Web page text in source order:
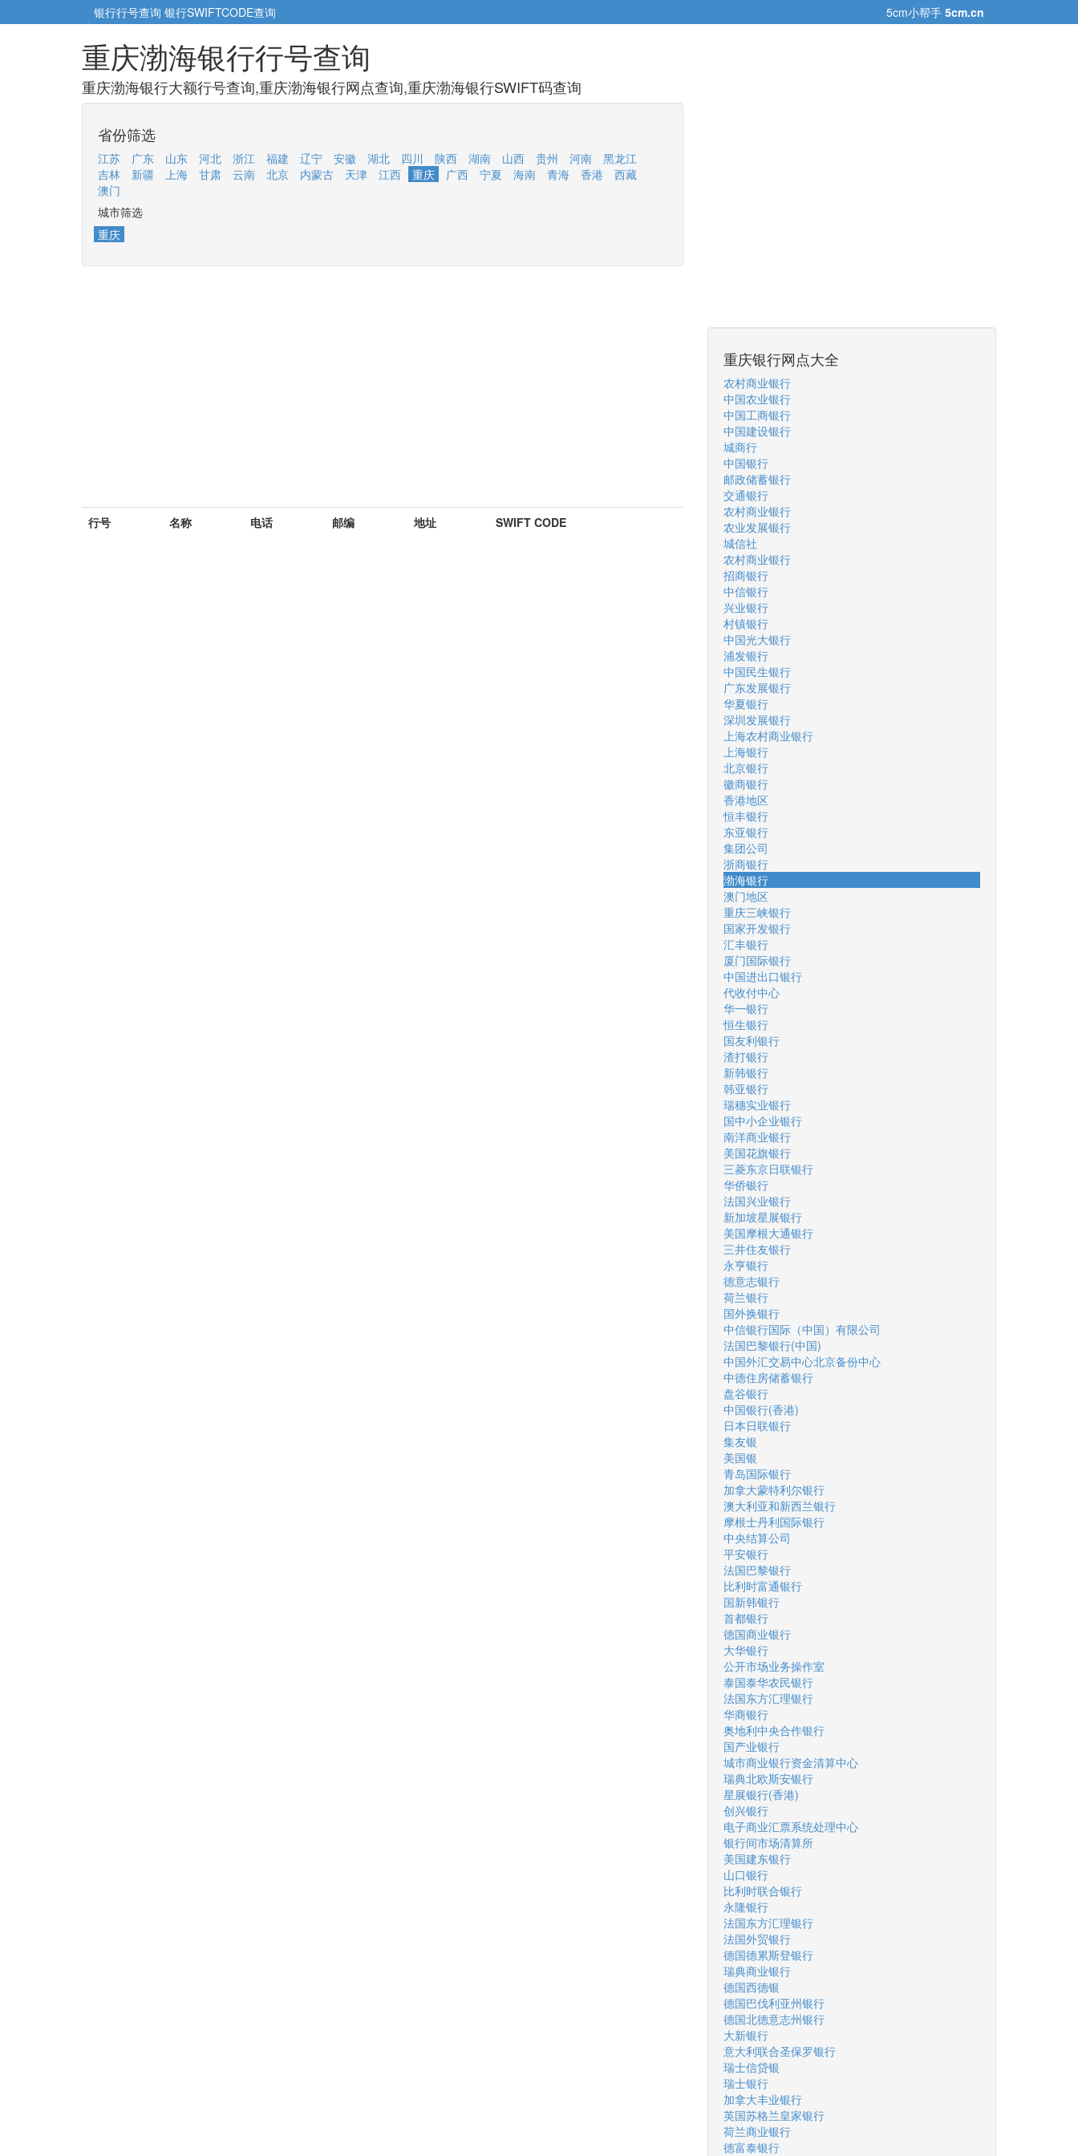
银行行号查询 银行SWIFTCODE查询 5cm小帮手 5cm.cn
重庆渤海银行行号查询
重庆渤海银行大额行号查询,重庆渤海银行网点查询,重庆渤海银行SWIFT码查询
省份筛选
江苏 广东 山东 河北 浙江 福建 辽宁 安徽 湖北 四川 陕西 湖南 山西 贵州 河南
黑龙江
吉林
新疆 上海 甘肃 云南 北京 内蒙古 天津 江西 重庆 广西 宁夏 海南 青海 香港
西藏
澳门
城市筛选
重庆
行号 名称 电话 邮编 地址 SWIFT CODE
重庆银行网点大全
农村商业银行
中国农业银行
中国工商银行
中国建设银行
城商行
中国银行
邮政储蓄银行
交通银行
农村商业银行
农业发展银行
城信社
农村商业银行
招商银行
中信银行
兴业银行
村镇银行
中国光大银行
浦发银行
中国民生银行
广东发展银行
华夏银行
深圳发展银行
上海农村商业银行
上海银行
北京银行
徽商银行
香港地区
恒丰银行
东亚银行
集团公司
浙商银行
渤海银行
澳门地区
重庆三峡银行
国家开发银行
汇丰银行
厦门国际银行
中国进出口银行
代收付中心
华一银行
恒生银行
国友利银行
渣打银行
新韩银行
韩亚银行
瑞穗实业银行
国中小企业银行
南洋商业银行
美国花旗银行
三菱东京日联银行
华侨银行
法国兴业银行
新加坡星展银行
美国摩根大通银行
三井住友银行
永亨银行
德意志银行
荷兰银行
国外换银行
中信银行国际（中国）有限公司
法国巴黎银行(中国)
中国外汇交易中心北京备份中心
中德住房储蓄银行
盘谷银行
中国银行(香港)
日本日联银行
集友银
美国银
青岛国际银行
加拿大蒙特利尔银行
澳大利亚和新西兰银行
摩根士丹利国际银行
中央结算公司
平安银行
法国巴黎银行
比利时富通银行
国新韩银行
首都银行
德国商业银行
大华银行
公开市场业务操作室
泰国泰华农民银行
法国东方汇理银行
华商银行
奥地利中央合作银行
国产业银行
城市商业银行资金清算中心
瑞典北欧斯安银行
星展银行(香港)
创兴银行
电子商业汇票系统处理中心
银行间市场清算所
美国建东银行
山口银行
比利时联合银行
永隆银行
法国东方汇理银行
法国外贸银行
德国德累斯登银行
瑞典商业银行
德国西德银
德国巴伐利亚州银行
德国北德意志州银行
大新银行
意大利联合圣保罗银行
瑞士信贷银
瑞士银行
加拿大丰业银行
英国苏格兰皇家银行
荷兰商业银行
德富泰银行